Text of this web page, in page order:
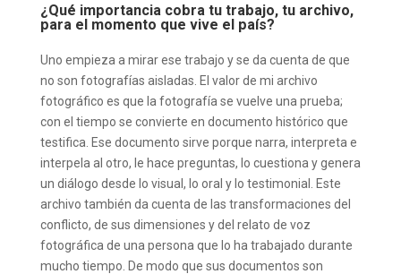
¿Qué importancia cobra tu trabajo, tu archivo,
para el momento que vive el país?
Uno empieza a mirar ese trabajo y se da cuenta de que
no son fotografías aisladas. El valor de mi archivo
fotográfico es que la fotografía se vuelve una prueba;
con el tiempo se convierte en documento histórico que
testifica. Ese documento sirve porque narra, interpreta e
interpela al otro, le hace preguntas, lo cuestiona y genera
un diálogo desde lo visual, lo oral y lo testimonial. Este
archivo también da cuenta de las transformaciones del
conflicto, de sus dimensiones y del relato de voz
fotográfica de una persona que lo ha trabajado durante
mucho tiempo. De modo que sus documentos son